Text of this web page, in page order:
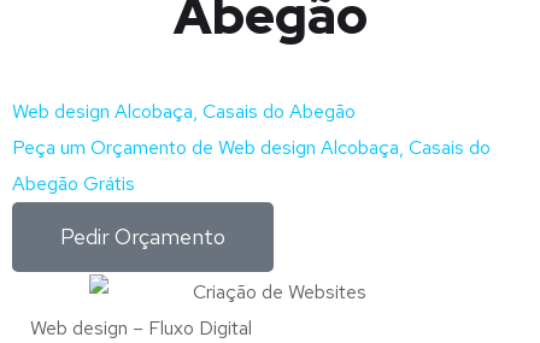
Abegão
Web design Alcobaça, Casais do Abegão
Peça um Orçamento de Web design Alcobaça, Casais do
Abegão Grátis
Pedir Orçamento
Web design – Fluxo Digital